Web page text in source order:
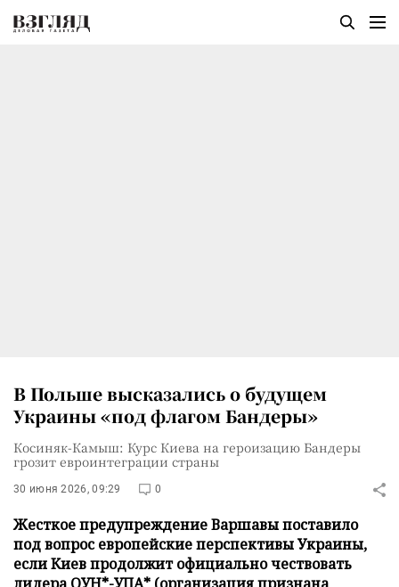
В Польше высказались о будущем
Украины «под флагом Бандеры»
Косиняк-Камыш: Курс Киева на героизацию Бандеры
грозит евроинтеграции страны
30 июня 2026, 09:29 0
Жесткое предупреждение Варшавы поставило
под вопрос европейские перспективы Украины,
если Киев продолжит официально чествовать